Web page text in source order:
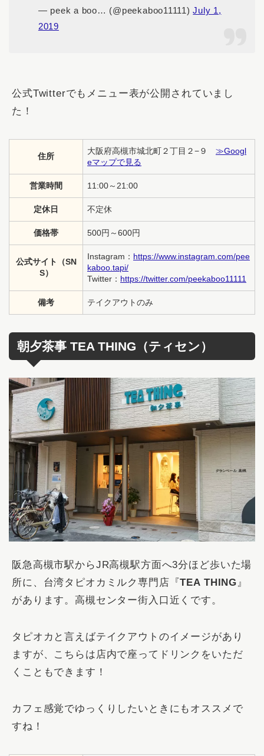
— peek a boo… (@peekaboo11111)July 1,
2019
公式Twitterでもメニュー表が公開されていまし
た！
住所
大阪府高槻市城北町２丁目２−９ ≫Googl
eマップで見る
営業時間 11:00～21:00
定休日 不定休
価格帯 500円～600円
公式サイト（SN
S）
Instagram： https://www.instagram.com/pee
kaboo.tapi/
Twitter： https://twitter.com/peekaboo11111
備考 テイクアウトのみ
朝夕茶事 TEA THING（ティセン）
阪急高槻市駅からJR高槻駅方面へ3分ほど歩いた場
所に、台湾タピオカミルク専門店『TEA THING』
があります。高槻センター街入口近くです。
タピオカと言えばテイクアウトのイメージがあり
ますが、こちらは店内で座ってドリンクをいただ
くこともできます！
カフェ感覚でゆっくりしたいときにもオススメで
すね！